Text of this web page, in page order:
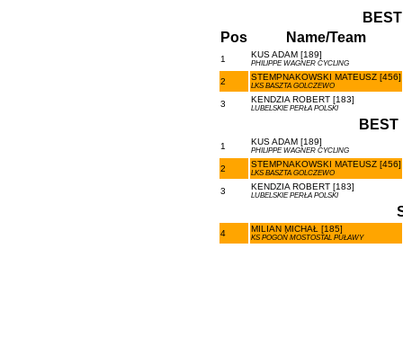
Pos
Name/Team
1 KUS ADAM [189]
PHILIPPE WAGNER CYCLING
2 STEMPNAKOWSKI MATEUSZ [456]
LKS BASZTA GOLCZEWO
3 KENDZIA ROBERT [183]
LUBELSKIE PERŁA POLSKI
BEST
1 KUS ADAM [189]
PHILIPPE WAGNER CYCLING
2 STEMPNAKOWSKI MATEUSZ [456]
LKS BASZTA GOLCZEWO
3 KENDZIA ROBERT [183]
LUBELSKIE PERŁA POLSKI
4 MILIAN MICHAŁ [185]
KS POGOŃ MOSTOSTAL PUŁAWY